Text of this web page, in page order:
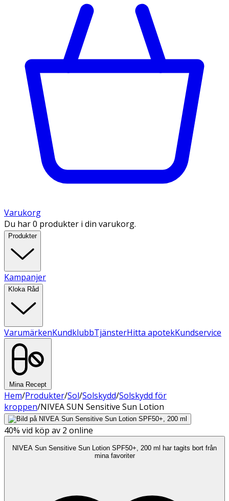
Varukorg
Du har 0 produkter i din varukorg.
Produkter
Kampanjer
Kloka Råd
VarumärkenKundklubbTjänsterHitta apotekKundservice
Mina Recept
Hem/Produkter/Sol/Solskydd/Solskydd för
kroppen/NIVEA SUN Sensitive Sun Lotion
40% vid köp av 2 online
NIVEA Sun Sensitive Sun Lotion SPF50+, 200 ml har tagits bort från
mina favoriter